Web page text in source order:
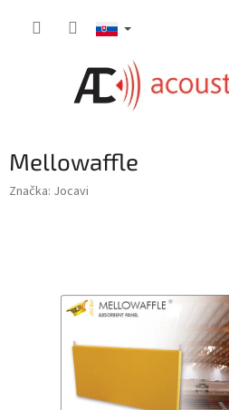
Mellowaffle
Značka: Jocavi